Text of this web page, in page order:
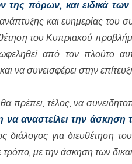
της πόρων, και ειδικά
και ευημερίας του
του Κυπριακού
από τον πλούτο
να συνεισφέρει στην
πρέπει, τέλος, να
να αναστείλει την
διάλογος για διευθέτηση
τρόπο, με την άσκηση των